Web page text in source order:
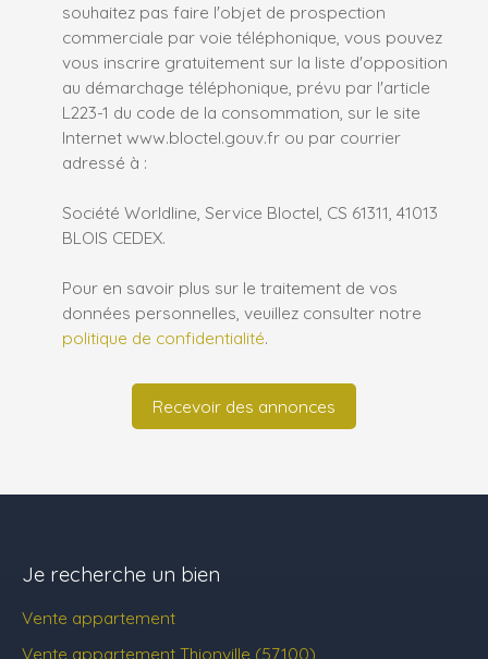
souhaitez pas faire l'objet de prospection
commerciale par voie téléphonique, vous pouvez
vous inscrire gratuitement sur la liste d'opposition
au démarchage téléphonique, prévu par l'article
L223-1 du code de la consommation, sur le site
Internet www.bloctel.gouv.fr ou par courrier
adressé à :
Société Worldline, Service Bloctel, CS 61311, 41013
BLOIS CEDEX.
Pour en savoir plus sur le traitement de vos
données personnelles, veuillez consulter notre
politique de confidentialité.
Recevoir des annonces
Je recherche un bien
Vente appartement
Vente appartement Thionville (57100)